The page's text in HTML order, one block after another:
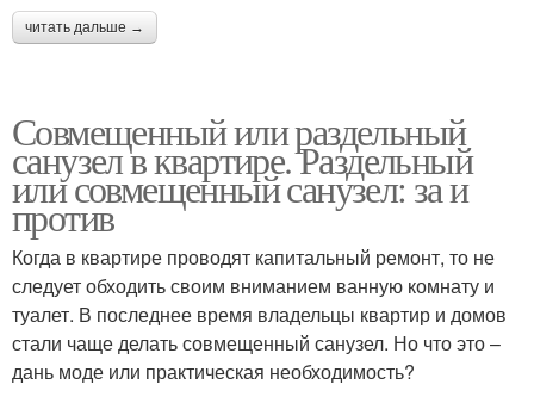
читать дальше →
Совмещенный или раздельный
санузел в квартире. Раздельный
или совмещенный санузел: за и
против
Когда в квартире проводят капитальный ремонт, то не
следует обходить своим вниманием ванную комнату и
туалет. В последнее время владельцы квартир и домов
стали чаще делать совмещенный санузел. Но что это –
дань моде или практическая необходимость?